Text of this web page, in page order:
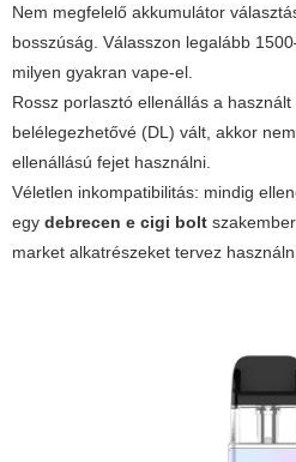
Nem megfelelő akkumulátor
bosszúság. Válasszon legalább
milyen gyakran vape-el.
Rossz porlasztó ellenállás a
belélegezhetővé (DL) vált, akkor
ellenállású fejet használni.
Véletlen inkompatibilitás: mindig
egy debrecen e cigi bolt
market alkatrészeket tervez